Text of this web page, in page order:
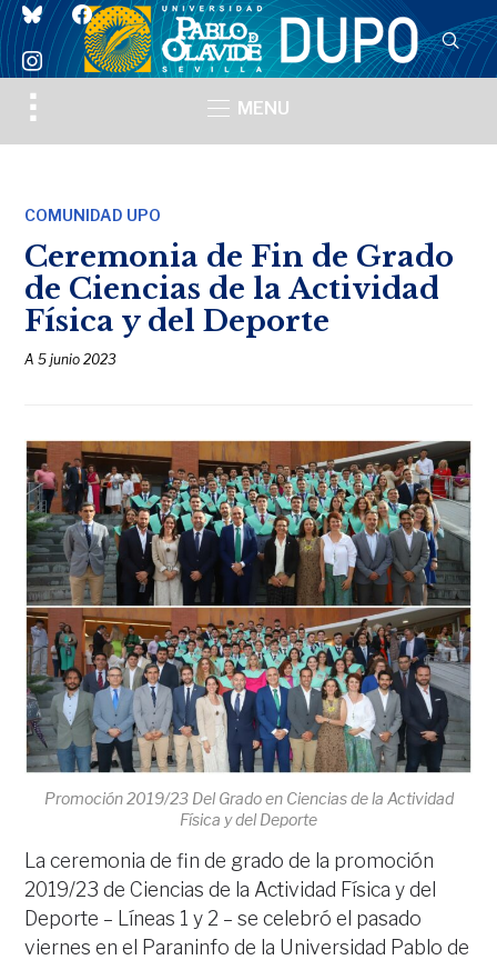
blueskyfacebook
instagram
Toggle
sidebar
MENU
COMUNIDAD UPO
Ceremonia de Fin de Grado
de Ciencias de la Actividad
Física y del Deporte
A5 junio 2023
Promoción 2019/23 Del Grado en Ciencias de la Actividad
Física y del Deporte
La ceremonia de fin de grado de la promoción
2019/23 de Ciencias de la Actividad Física y del
Deporte – Líneas 1 y 2 – se celebró el pasado
viernes en el Paraninfo de la Universidad Pablo de